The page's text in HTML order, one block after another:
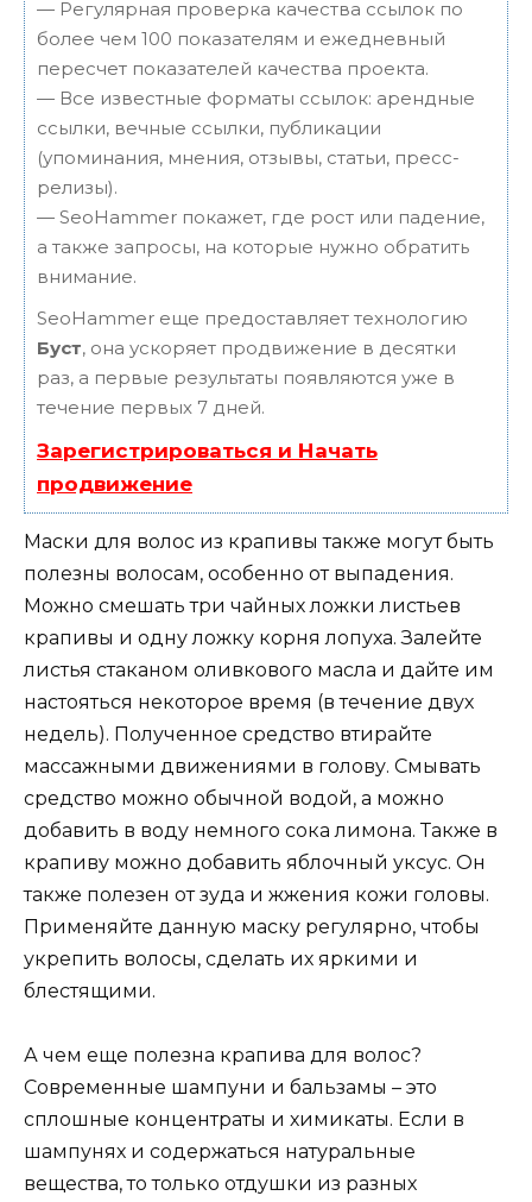
— Регулярная проверка качества ссылок по
более чем 100 показателям и ежедневный
пересчет показателей качества проекта.
— Все известные форматы ссылок: арендные
ссылки, вечные ссылки, публикации
(упоминания, мнения, отзывы, статьи, пресс-
релизы).
— SeoHammer покажет, где рост или падение,
а также запросы, на которые нужно обратить
внимание.
SeoHammer еще предоставляет технологию
Буст, она ускоряет продвижение в десятки
раз, а первые результаты появляются уже в
течение первых 7 дней.
Зарегистрироваться и Начать
продвижение
Маски для волос из крапивы также могут быть
полезны волосам, особенно от выпадения.
Можно смешать три чайных ложки листьев
крапивы и одну ложку корня лопуха. Залейте
листья стаканом оливкового масла и дайте им
настояться некоторое время (в течение двух
недель). Полученное средство втирайте
массажными движениями в голову. Смывать
средство можно обычной водой, а можно
добавить в воду немного сока лимона. Также в
крапиву можно добавить яблочный уксус. Он
также полезен от зуда и жжения кожи головы.
Применяйте данную маску регулярно, чтобы
укрепить волосы, сделать их яркими и
блестящими.
А чем еще полезна крапива для волос?
Современные шампуни и бальзамы – это
сплошные концентраты и химикаты. Если в
шампунях и содержаться натуральные
вещества, то только отдушки из разных